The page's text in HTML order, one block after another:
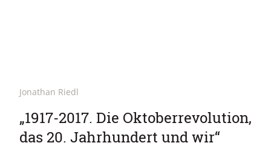
Jonathan Riedl
„1917-2017. Die Oktoberrevolution,
das 20. Jahrhundert und wir“